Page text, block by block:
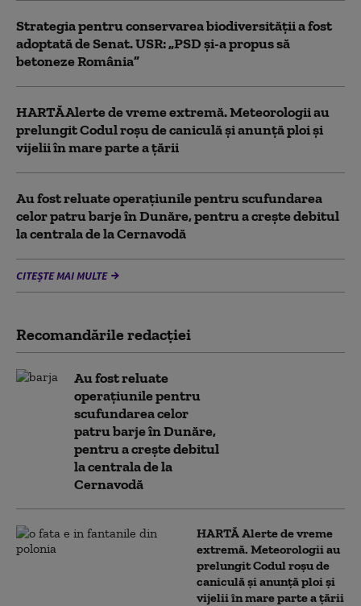
Strategia pentru conservarea biodiversității a fost
adoptată de Senat. USR: „PSD și-a propus să
betoneze România”
HARTĂ Alerte de vreme extremă. Meteorologii au
prelungit Codul roșu de caniculă și anunță ploi și
vijelii în mare parte a țării
Au fost reluate operațiunile pentru scufundarea
celor patru barje în Dunăre, pentru a crește debitul
la centrala de la Cernavodă
CITEȘTE MAI MULTE
Recomandările redacţiei
Au fost reluate
operațiunile pentru
scufundarea celor
patru barje în Dunăre,
pentru a crește debitul
la centrala de la
Cernavodă
HARTĂ Alerte de vreme
extremă. Meteorologii au
prelungit Codul roșu de
caniculă și anunță ploi și
vijelii în mare parte a țării